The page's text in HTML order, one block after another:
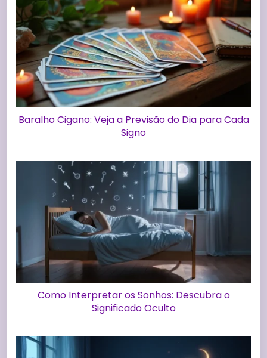
Baralho Cigano: Veja a Previsão do Dia para Cada
Signo
Como Interpretar os Sonhos: Descubra o
Significado Oculto